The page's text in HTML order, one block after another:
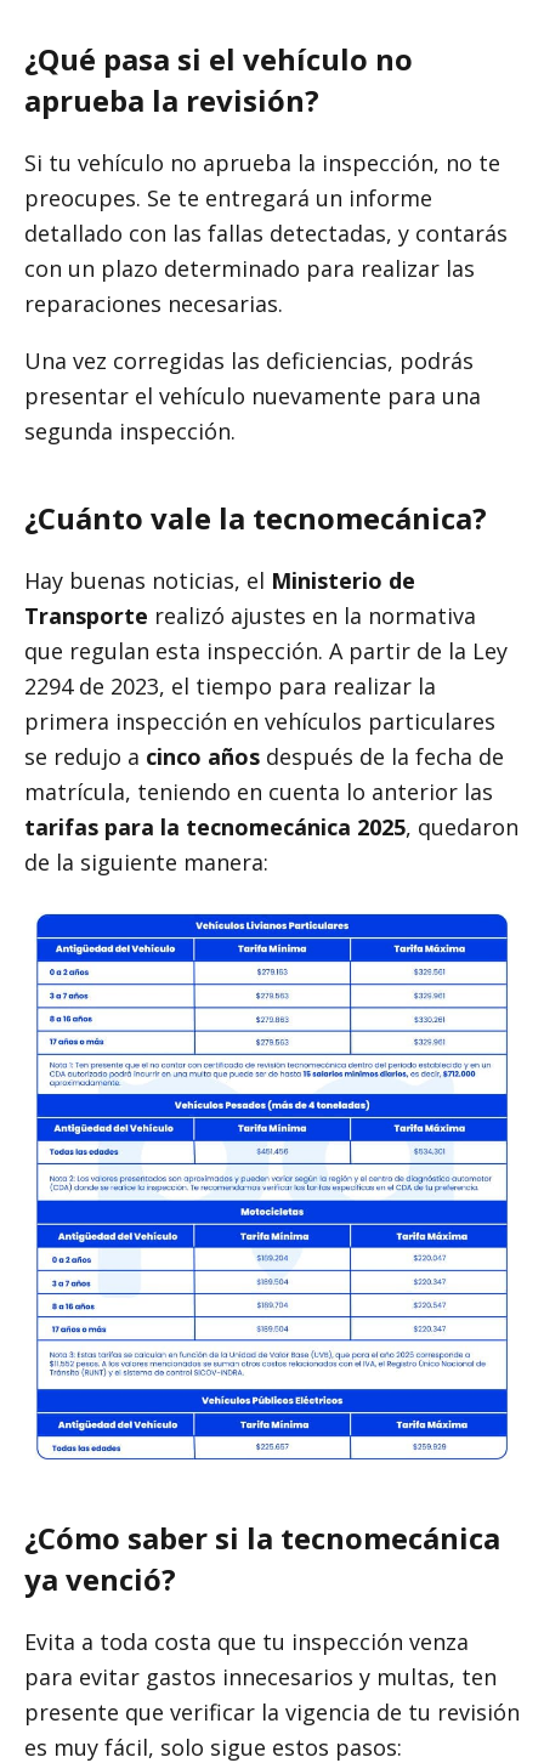
¿Qué pasa si el vehículo no
aprueba la revisión?
Si tu vehículo no aprueba la inspección, no te
preocupes. Se te entregará un informe
detallado con las fallas detectadas, y contarás
con un plazo determinado para realizar las
reparaciones necesarias.
Una vez corregidas las deficiencias, podrás
presentar el vehículo nuevamente para una
segunda inspección.
¿Cuánto vale la tecnomecánica?
Hay buenas noticias, el Ministerio de
Transporte realizó ajustes en la normativa
que regulan esta inspección. A partir de la Ley
2294 de 2023, el tiempo para realizar la
primera inspección en vehículos particulares
se redujo a cinco años después de la fecha de
matrícula, teniendo en cuenta lo anterior las
tarifas para la tecnomecánica 2025, quedaron
de la siguiente manera:
¿Cómo saber si la tecnomecánica
ya venció?
Evita a toda costa que tu inspección venza
para evitar gastos innecesarios y multas, ten
presente que verificar la vigencia de tu revisión
es muy fácil, solo sigue estos pasos: